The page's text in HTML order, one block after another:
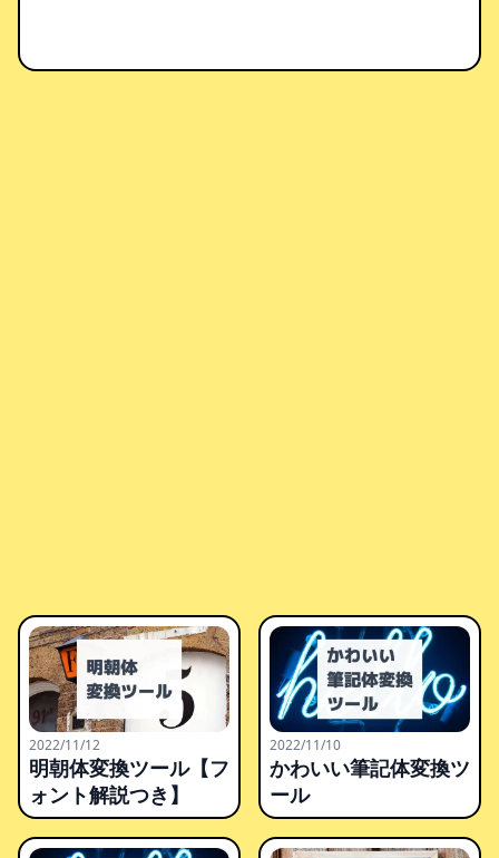
2022/11/12
明朝体変換ツール【フ
ォント解説つき】
2022/11/10
かわいい筆記体変換ツ
ール